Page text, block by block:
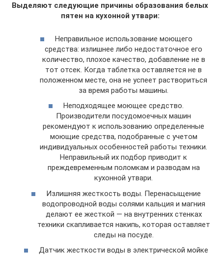
Выделяют следующие причины образования белых
пятен на кухонной утвари:
Неправильное использование моющего
средства: излишнее либо недостаточное его
количество, плохое качество, добавление не в
тот отсек. Когда таблетка оставляется не в
положенном месте, она не успеет раствориться
за время работы машины.
Неподходящее моющее средство.
Производители посудомоечных машин
рекомендуют к использованию определенные
моющие средства, подобранные с учетом
индивидуальных особенностей работы техники.
Неправильный их подбор приводит к
преждевременным поломкам и разводам на
кухонной утвари.
Излишняя жесткость воды. Перенасыщение
водопроводной воды солями кальция и магния
делают ее жесткой — на внутренних стенках
техники скапливается накипь, которая оставляет
следы на посуде.
Датчик жесткости воды в электрической мойке